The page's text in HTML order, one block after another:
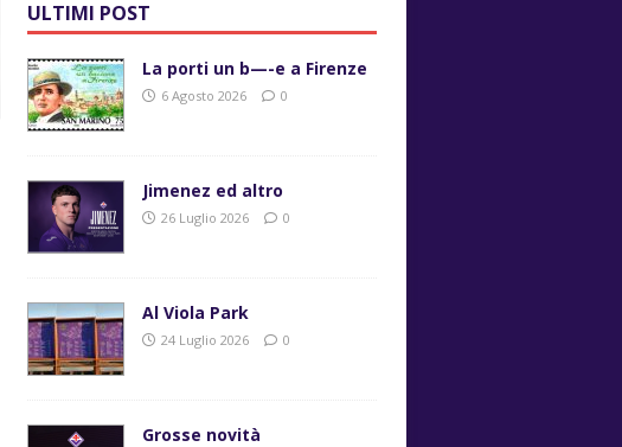
ULTIMI POST
La porti un b—-e a Firenze
6 Agosto 2026 0
Jimenez ed altro
26 Luglio 2026 0
Al Viola Park
24 Luglio 2026 0
Grosse novità